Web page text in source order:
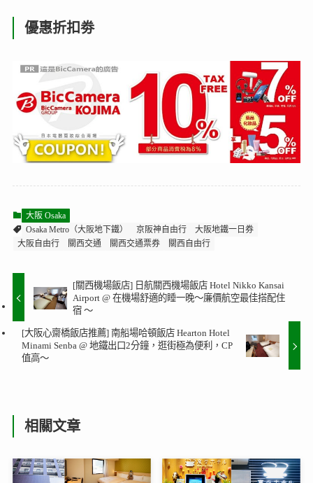
優惠折扣劵
大阪 Osaka
Osaka Metro（大阪地下鐵）
京阪神自由行
大阪地鐵一日券
大阪自由行
關西交通 關西交通票券 關西自由行
[關西機場飯店] 日航關西機場飯店 Hotel Nikko Kansai
Airport @ 在機場舒適的睡一晚～廉價航空最佳搭配住
宿 ～
[大阪心齋橋飯店推薦] 南船場哈頓飯店 Hearton Hotel
Minami Senba @ 地鐵出口2分鐘，逛街極為便利，CP
值高～
相關文章